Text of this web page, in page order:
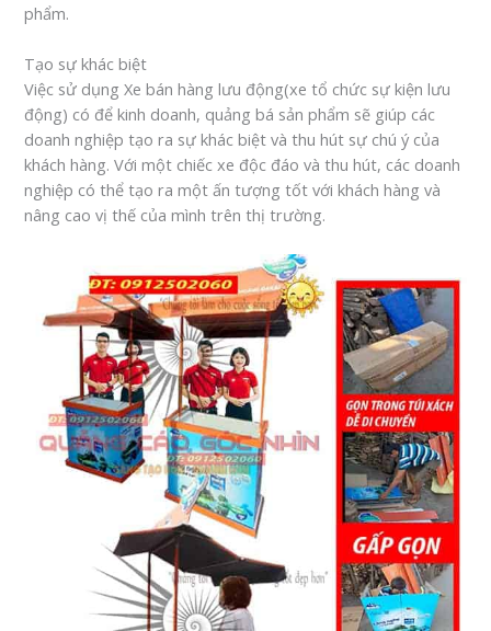
phẩm.
Tạo sự khác biệt
Việc sử dụng Xe bán hàng lưu động(xe tổ chức sự kiện lưu
động) có để kinh doanh, quảng bá sản phẩm sẽ giúp các
doanh nghiệp tạo ra sự khác biệt và thu hút sự chú ý của
khách hàng. Với một chiếc xe độc đáo và thu hút, các doanh
nghiệp có thể tạo ra một ấn tượng tốt với khách hàng và
nâng cao vị thế của mình trên thị trường.